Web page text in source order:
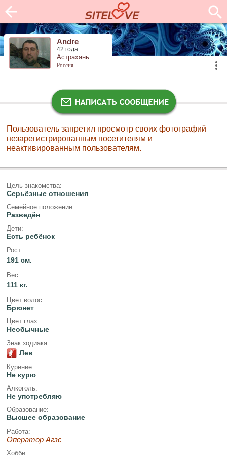
Andre
42 года
Астрахань
Россия
Пользователь запретил просмотр своих фотографий
незарегистрированным посетителям и
неактивированным пользователям.
Цель знакомства:
Серьёзные отношения
Семейное положение:
Разведён
Дети:
Есть ребёнок
Рост:
191 см.
Вес:
111 кг.
Цвет волос:
Брюнет
Цвет глаз:
Необычные
Знак зодиака:
Лев
Курение:
Не курю
Алкоголь:
Не употребляю
Образование:
Высшее образование
Работа:
Оператор Агзс
Хобби: